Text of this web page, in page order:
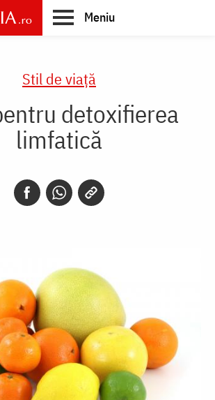
Meniu
Stil de viaţă
detoxifierea
limfatică